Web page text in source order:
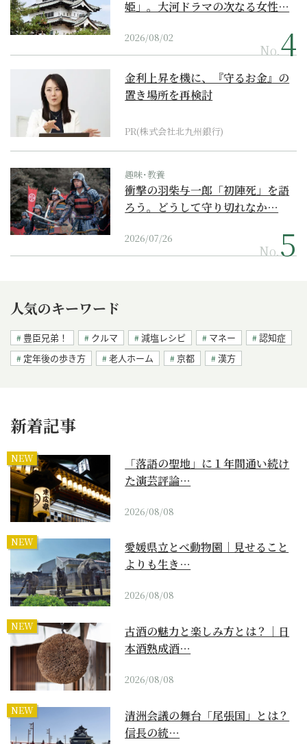
姫」。大河ドラマの次なる女性…
2026/08/02
No.
金利上昇を機に、『守るお金』の
置き場所を再検討
PR(株式会社北九州銀行)
趣味･教養
衝撃の羽柴与一郎「初陣死」を語
ろう。どうして守り切れなか…
2026/07/26
No.
人気のキーワード
豊臣兄弟！ クルマ 減塩レシピ マネー
認知症
定年後の歩き方
老人ホーム 京都 漢方
新着記事
NEW
「落語の聖地」に１年間通い続け
た演芸評論…
2026/08/08
NEW
愛媛県立とべ動物園｜見せること
よりも生き…
2026/08/08
NEW
古酒の魅力と楽しみ方とは？｜日
本酒熟成酒…
2026/08/08
NEW
清洲会議の舞台「尾張国」とは？
信長の統…